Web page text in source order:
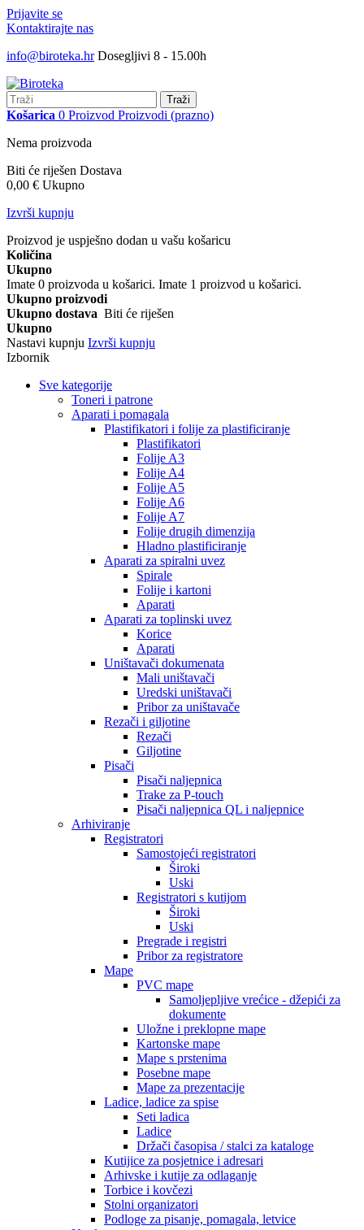
Prijavite se
Kontaktirajte nas
info@biroteka.hr Dosegljivi 8 - 15.00h
Traži
Košarica 0 Proizvod Proizvodi (prazno)
Nema proizvoda
Biti će riješen Dostava
0,00 € Ukupno
Izvrši kupnju
Proizvod je uspješno dodan u vašu košaricu
Količina
Ukupno
Imate 0 proizvoda u košarici. Imate 1 proizvod u košarici.
Ukupno proizvodi
Ukupno dostava Biti će riješen
Ukupno
Nastavi kupnju Izvrši kupnju
Izbornik
Sve kategorije
Toneri i patrone
Aparati i pomagala
Plastifikatori i folije za plastificiranje
Plastifikatori
Folije A3
Folije A4
Folije A5
Folije A6
Folije A7
Folije drugih dimenzija
Hladno plastificiranje
Aparati za spiralni uvez
Spirale
Folije i kartoni
Aparati
Aparati za toplinski uvez
Korice
Aparati
Uništavači dokumenata
Mali uništavači
Uredski uništavači
Pribor za uništavače
Rezači i giljotine
Rezači
Giljotine
Pisači
Pisači naljepnica
Trake za P-touch
Pisači naljepnica QL i naljepnice
Arhiviranje
Registratori
Samostojeći registratori
Široki
Uski
Registratori s kutijom
Široki
Uski
Pregrade i registri
Pribor za registratore
Mape
PVC mape
Samoljepljive vrećice - džepići za
dokumente
Uložne i preklopne mape
Kartonske mape
Mape s prstenima
Posebne mape
Mape za prezentacije
Ladice, ladice za spise
Seti ladica
Ladice
Držači časopisa / stalci za kataloge
Kutijice za posjetnice i adresari
Arhivske i kutije za odlaganje
Torbice i kovčezi
Stolni organizatori
Podloge za pisanje, pomagala, letvice